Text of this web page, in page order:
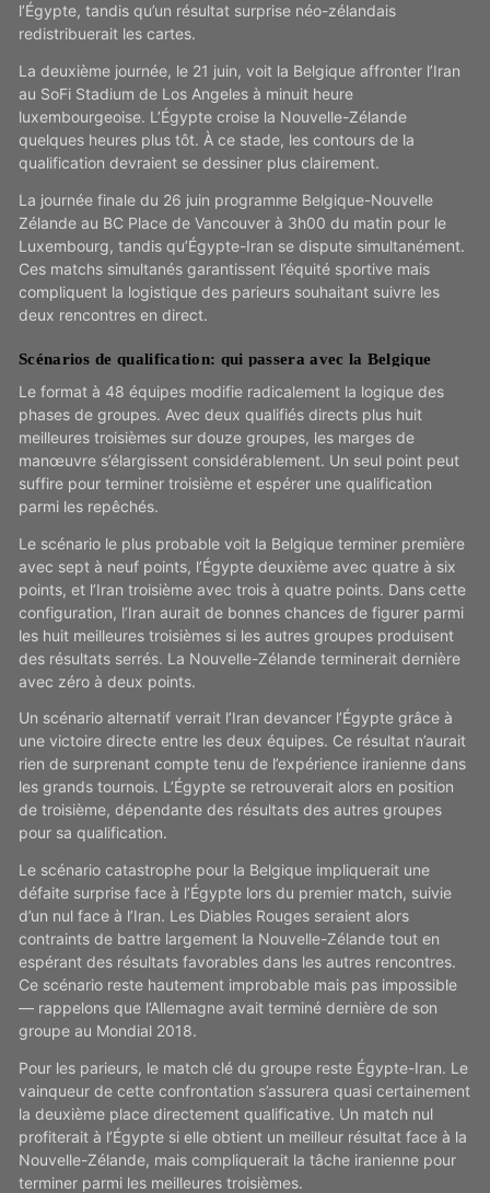
l’Égypte, tandis qu’un résultat surprise néo-zélandais
redistribuerait les cartes.
La deuxième journée, le 21 juin, voit la Belgique affronter l’Iran
au SoFi Stadium de Los Angeles à minuit heure
luxembourgeoise. L’Égypte croise la Nouvelle-Zélande
quelques heures plus tôt. À ce stade, les contours de la
qualification devraient se dessiner plus clairement.
La journée finale du 26 juin programme Belgique-Nouvelle
Zélande au BC Place de Vancouver à 3h00 du matin pour le
Luxembourg, tandis qu’Égypte-Iran se dispute simultanément.
Ces matchs simultanés garantissent l’équité sportive mais
compliquent la logistique des parieurs souhaitant suivre les
deux rencontres en direct.
Scénarios de qualification: qui passera avec la Belgique
Le format à 48 équipes modifie radicalement la logique des
phases de groupes. Avec deux qualifiés directs plus huit
meilleures troisièmes sur douze groupes, les marges de
manœuvre s’élargissent considérablement. Un seul point peut
suffire pour terminer troisième et espérer une qualification
parmi les repêchés.
Le scénario le plus probable voit la Belgique terminer première
avec sept à neuf points, l’Égypte deuxième avec quatre à six
points, et l’Iran troisième avec trois à quatre points. Dans cette
configuration, l’Iran aurait de bonnes chances de figurer parmi
les huit meilleures troisièmes si les autres groupes produisent
des résultats serrés. La Nouvelle-Zélande terminerait dernière
avec zéro à deux points.
Un scénario alternatif verrait l’Iran devancer l’Égypte grâce à
une victoire directe entre les deux équipes. Ce résultat n’aurait
rien de surprenant compte tenu de l’expérience iranienne dans
les grands tournois. L’Égypte se retrouverait alors en position
de troisième, dépendante des résultats des autres groupes
pour sa qualification.
Le scénario catastrophe pour la Belgique impliquerait une
défaite surprise face à l’Égypte lors du premier match, suivie
d’un nul face à l’Iran. Les Diables Rouges seraient alors
contraints de battre largement la Nouvelle-Zélande tout en
espérant des résultats favorables dans les autres rencontres.
Ce scénario reste hautement improbable mais pas impossible
— rappelons que l’Allemagne avait terminé dernière de son
groupe au Mondial 2018.
Pour les parieurs, le match clé du groupe reste Égypte-Iran. Le
vainqueur de cette confrontation s’assurera quasi certainement
la deuxième place directement qualificative. Un match nul
profiterait à l’Égypte si elle obtient un meilleur résultat face à la
Nouvelle-Zélande, mais compliquerait la tâche iranienne pour
terminer parmi les meilleures troisièmes.